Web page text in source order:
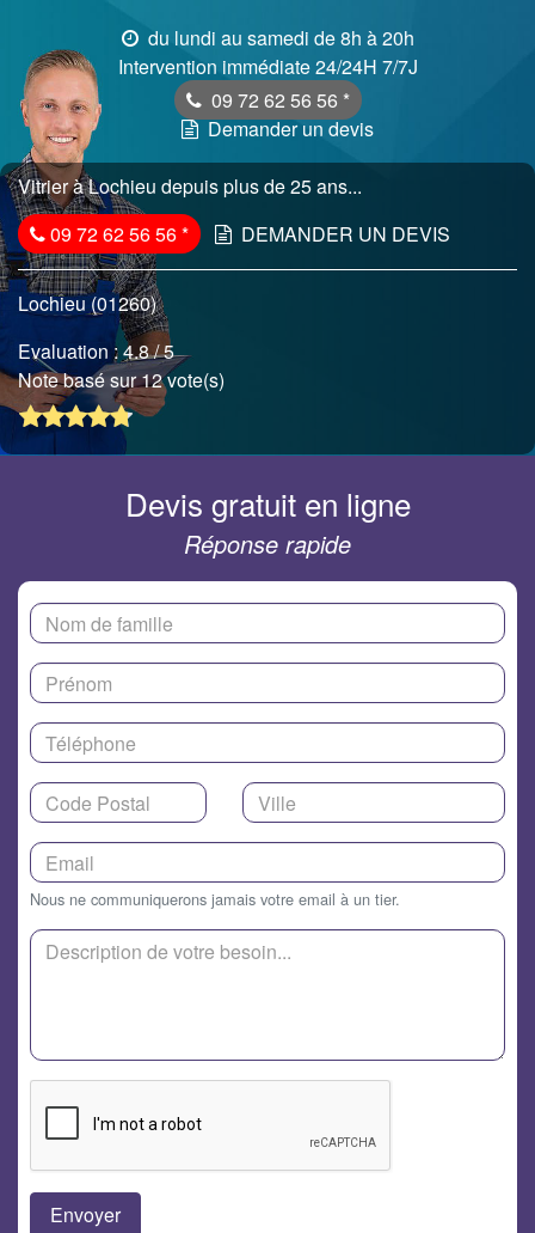
du lundi au samedi de 8h à 20h
Intervention immédiate 24/24H 7/7J
09 72 62 56 56 *
Demander un devis
Vitrier à Lochieu depuis plus de 25 ans...
09 72 62 56 56* DEMANDER UN DEVIS
Lochieu (01260)
Evaluation :4.8/ 5
Note basé sur 12 vote(s)
Devis gratuit en ligne
Réponse rapide
Nous ne communiquerons jamais votre email à un tier.